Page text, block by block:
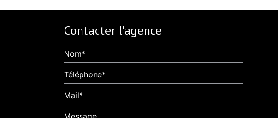
Contacter l'agence
Nom*
Téléphone*
Mail*
Message